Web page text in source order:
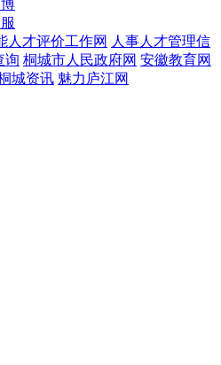
人才评价工作网 人事人才管理信
询 桐城市人民政府网 安徽教育网
城资讯 魅力庐江网